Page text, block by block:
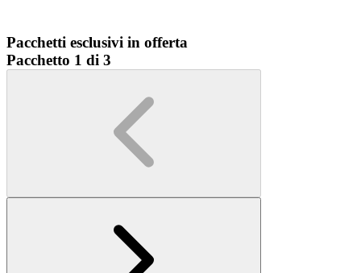
Pacchetti esclusivi in offerta
Pacchetto 1 di 3